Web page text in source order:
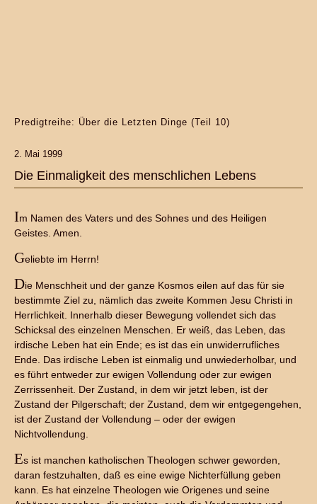
Predigtreihe: Über die Letzten Dinge (Teil 10)
2. Mai 1999
Die Einmaligkeit des menschlichen Lebens
Im Namen des Vaters und des Sohnes und des Heiligen
Geistes. Amen.
Geliebte im Herrn!
Die Menschheit und der ganze Kosmos eilen auf das für sie
bestimmte Ziel zu, nämlich das zweite Kommen Jesu Christi in
Herrlichkeit. Innerhalb dieser Bewegung vollendet sich das
Schicksal des einzelnen Menschen. Er weiß, das Leben, das
irdische Leben hat ein Ende; es ist das ein unwiderrufliches
Ende. Das irdische Leben ist einmalig und unwiederholbar, und
es führt entweder zur ewigen Vollendung oder zur ewigen
Zerrissenheit. Der Zustand, in dem wir jetzt leben, ist der
Zustand der Pilgerschaft; der Zustand, dem wir entgegengehen,
ist der Zustand der Vollendung – oder der ewigen
Nichtvollendung.
Es ist manchen katholischen Theologen schwer geworden,
daran festzuhalten, daß es eine ewige Nichterfüllung geben
kann. Es hat einzelne Theologen wie Origenes und seine